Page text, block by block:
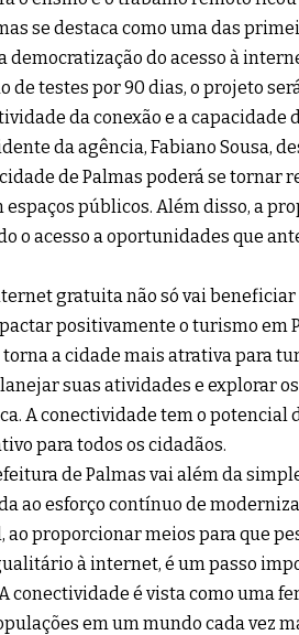
se destaca como uma das
democratização do acesso à
de testes por 90 dias, o projeto
da conexão e a
da agência, Fabiano Sousa,
de Palmas poderá se tornar
espaços públicos. Além disso, a
o acesso a oportunidades que
gratuita não só vai
positivamente o turismo em
a cidade mais atrativa para
suas atividades e explorar
A conectividade tem o
para todos os cidadãos.
de Palmas vai além da
ao esforço contínuo de
proporcionar meios para que
à internet, é um passo
conectividade é vista como uma
em um mundo cada vez